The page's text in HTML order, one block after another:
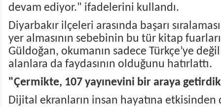
devam ediyor." ifadelerini kullandı.
Diyarbakır ilçeleri arasında başarı
yer almasının sebebinin bu tür kitap
Güldoğan, okumanın sadece Türkçe’ye
alanlara da faydasının olduğunu hatırlattı.
"Çermikte, 107 yayınevini bir araya
Dijital ekranların insan hayatına etkisinden